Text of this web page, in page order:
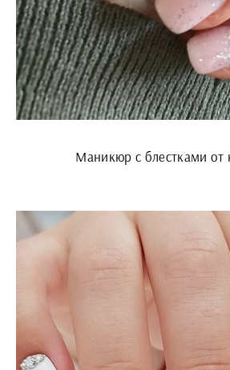
Маникюр с блестками от